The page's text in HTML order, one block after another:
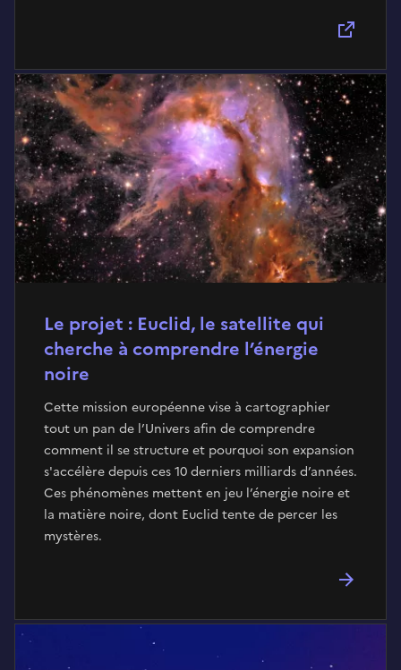
Le projet : Euclid, le satellite qui
cherche à comprendre l’énergie
noire
Cette mission européenne vise à cartographier
tout un pan de l’Univers afin de comprendre
comment il se structure et pourquoi son expansion
s'accélère depuis ces 10 derniers milliards d’années.
Ces phénomènes mettent en jeu l’énergie noire et
la matière noire, dont Euclid tente de percer les
mystères.